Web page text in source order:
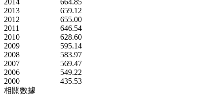
2013
659.12
2012
655.00
2011
646.54
2010
628.60
2009
595.14
2008
583.97
2007
569.47
2006
549.22
2000
435.53
相關數據